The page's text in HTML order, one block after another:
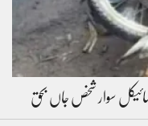
سوار شخص جاں بحق